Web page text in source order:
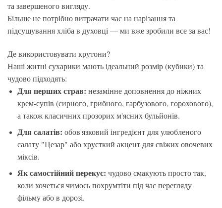
та завершеного вигляду.
Більше не потрібно витрачати час на нарізання та
підсушування хліба в духовці — ми вже зробили все за вас!
Де використовувати крутони?
Наші житні сухарики мають ідеальний розмір (кубики) та
чудово підходять:
Для перших страв: незамінне доповнення до ніжних
крем-супів (сирного, грибного, гарбузового, горохового),
а також класичних прозорих м'ясних бульйонів.
Для салатів: обов'язковий інгредієнт для улюбленого
салату "Цезар" або хрусткий акцент для свіжих овочевих
міксів.
Як самостійний перекус: чудово смакують просто так,
коли хочеться чимось похрумтіти під час перегляду
фільму або в дорозі.